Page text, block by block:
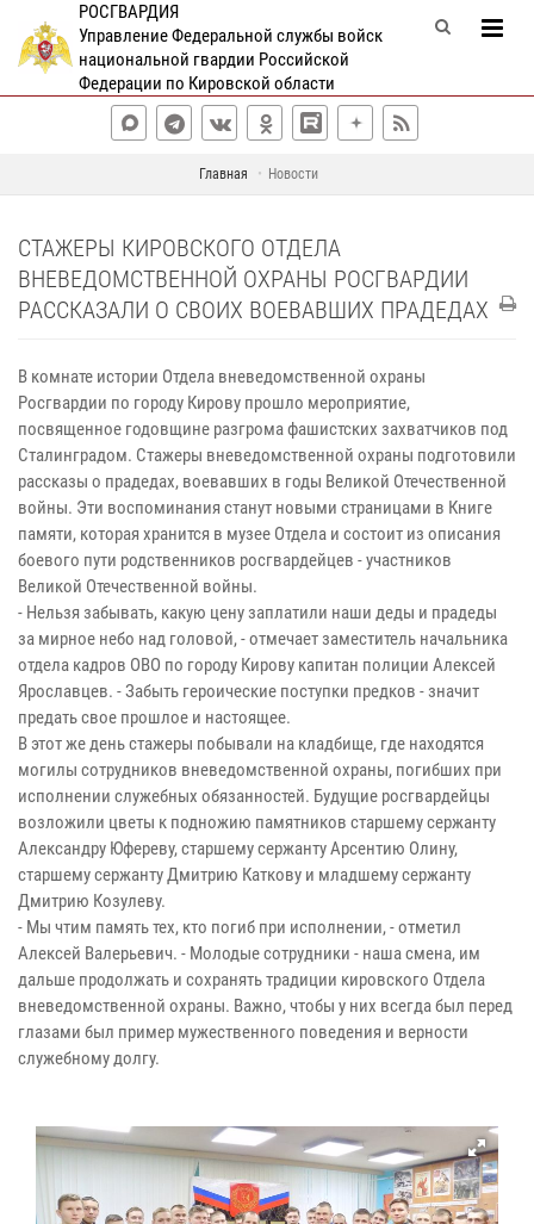
РОСГВАРДИЯ
Управление Федеральной службы войск
национальной гвардии Российской
Федерации по Кировской области
Главная Новости
СТАЖЕРЫ КИРОВСКОГО ОТДЕЛА
ВНЕВЕДОМСТВЕННОЙ ОХРАНЫ РОСГВАРДИИ
РАССКАЗАЛИ О СВОИХ ВОЕВАВШИХ ПРАДЕДАХ
В комнате истории Отдела вневедомственной охраны
Росгвардии по городу Кирову прошло мероприятие,
посвященное годовщине разгрома фашистских захватчиков под
Сталинградом. Стажеры вневедомственной охраны подготовили
рассказы о прадедах, воевавших в годы Великой Отечественной
войны. Эти воспоминания станут новыми страницами в Книге
памяти, которая хранится в музее Отдела и состоит из описания
боевого пути родственников росгвардейцев - участников
Великой Отечественной войны.
- Нельзя забывать, какую цену заплатили наши деды и прадеды
за мирное небо над головой, - отмечает заместитель начальника
отдела кадров ОВО по городу Кирову капитан полиции Алексей
Ярославцев. - Забыть героические поступки предков - значит
предать свое прошлое и настоящее.
В этот же день стажеры побывали на кладбище, где находятся
могилы сотрудников вневедомственной охраны, погибших при
исполнении служебных обязанностей. Будущие росгвардейцы
возложили цветы к подножию памятников старшему сержанту
Александру Юфереву, старшему сержанту Арсентию Олину,
старшему сержанту Дмитрию Каткову и младшему сержанту
Дмитрию Козулеву.
- Мы чтим память тех, кто погиб при исполнении, - отметил
Алексей Валерьевич. - Молодые сотрудники - наша смена, им
дальше продолжать и сохранять традиции кировского Отдела
вневедомственной охраны. Важно, чтобы у них всегда был перед
глазами был пример мужественного поведения и верности
служебному долгу.